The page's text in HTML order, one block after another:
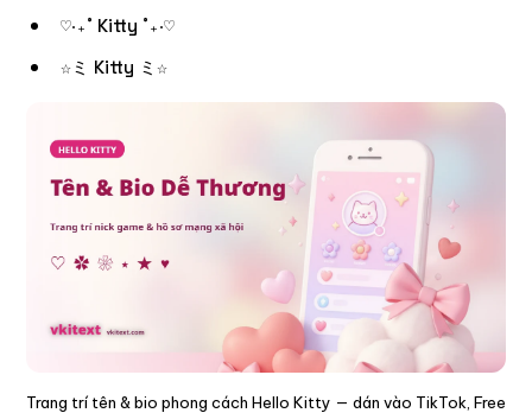
♡‧₊˚ Kitty ˚₊‧♡
☆ミ Kitty ミ☆
Trang trí tên & bio phong cách Hello Kitty — dán vào TikTok, Free